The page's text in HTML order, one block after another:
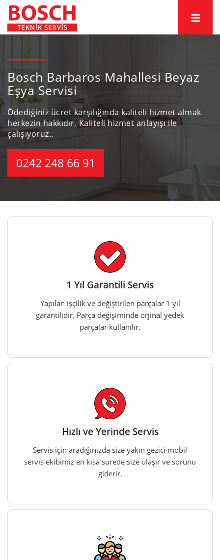
Bosch Barbaros Mahallesi Beyaz
Eşya Servisi
Ödediğiniz ücret karşılığında kaliteli hizmet almak
herkezin hakkıdır.Kaliteli hizmet anlayışı ile
çalışıyoruz..
0242 248 66 91
1 Yıl Garantili Servis
Yapılan işçilik ve değiştirilen parçalar 1 yıl
garantilidir. Parça değişiminde orjinal yedek
parçalar kullanılır.
Hızlı ve Yerinde Servis
Servis için aradığınızda size yakın gezici mobil
servis ekibimiz en kısa sürede size ulaşır ve sorunu
giderir.